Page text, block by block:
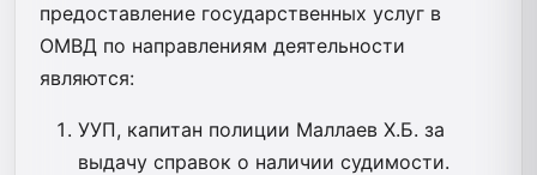
предоставление государственных услуг в
ОМВД по направлениям деятельности
являются:
УУП, капитан полиции Маллаев Х.Б. за
выдачу справок о наличии судимости.